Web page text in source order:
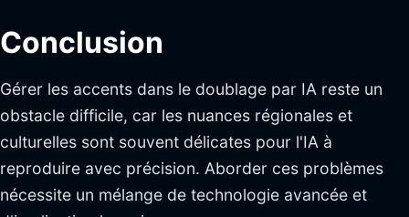
Conclusion
Gérer les accents dans le doublage par IA reste un
obstacle difficile, car les nuances régionales et
culturelles sont souvent délicates pour l'IA à
reproduire avec précision. Aborder ces problèmes
nécessite un mélange de technologie avancée et